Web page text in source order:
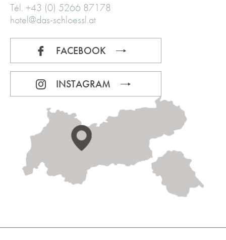
Tél. +43 (0) 5266 87178
hotel@das-schloessl.at
FACEBOOK
INSTAGRAM